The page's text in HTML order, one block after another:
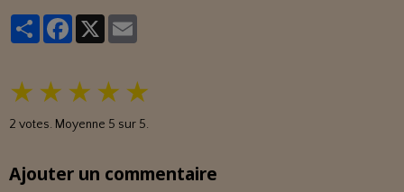
PartagerFacebook
★ ★ ★ ★ ★
2 votes. Moyenne 5 sur 5.
Ajouter un commentaire